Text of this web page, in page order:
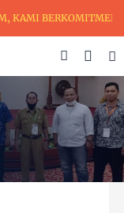
KAMI BERKOMITMEN